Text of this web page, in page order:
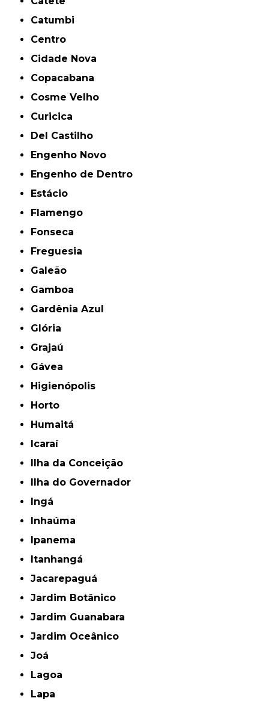
Catumbi
Centro
Cidade Nova
Copacabana
Cosme Velho
Curicica
Del Castilho
Engenho Novo
Engenho de Dentro
Estácio
Flamengo
Fonseca
Freguesia
Galeão
Gamboa
Gardênia Azul
Glória
Grajaú
Gávea
Higienópolis
Horto
Humaitá
Icaraí
Ilha da Conceição
Ilha do Governador
Ingá
Inhaúma
Ipanema
Itanhangá
Jacarepaguá
Jardim Botânico
Jardim Guanabara
Jardim Oceânico
Joá
Lagoa
Lapa